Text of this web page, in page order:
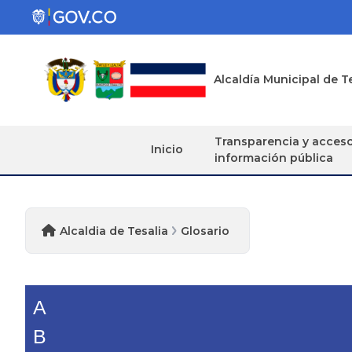
Alcaldía Municipal de
Inicio
Transparencia y
información pública
Alcaldia de Tesalia Glosario
A
B